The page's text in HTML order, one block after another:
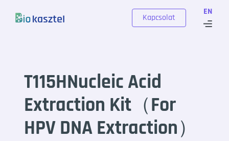
EN
Kapcsolat
T115HNucleic Acid
Extraction Kit（For
HPV DNA Extraction）